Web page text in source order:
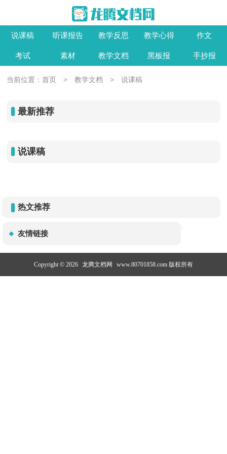
说课稿 听课报告 教学反思 教学心得 作文
考试 素材 教学文档 黑板报 手抄报
当前位置：首页 > 教学文档 > 说课稿
最新推荐
说课稿
热文推荐
友情链接
:
Copyright © 2026 龙腾文档网 www.80701858.com 版权所有